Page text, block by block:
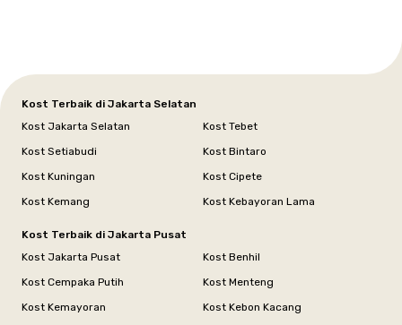
Kost Terbaik di Jakarta Selatan
Kost Jakarta Selatan
Kost Tebet
Kost Setiabudi
Kost Bintaro
Kost Kuningan
Kost Cipete
Kost Kemang
Kost Kebayoran Lama
Kost Terbaik di Jakarta Pusat
Kost Jakarta Pusat
Kost Benhil
Kost Cempaka Putih
Kost Menteng
Kost Kemayoran
Kost Kebon Kacang